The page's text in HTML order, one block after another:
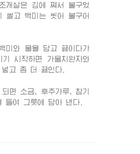
개살은 김에 쪄서 불구었
썰고 백미는 씻어 불구어
미와 물을 담고 끓이다가
기 시작하면 가물치완자와
넣고 좀 더 끓인다.
면 소금, 후추가루, 참기
들여 그릇에 담아 낸다.